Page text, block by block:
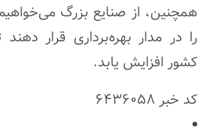
همچنین، از صنایع بزرگ
را در مدار بهره‌برداری قرار
کشور افزایش یابد.
کد خبر6436058